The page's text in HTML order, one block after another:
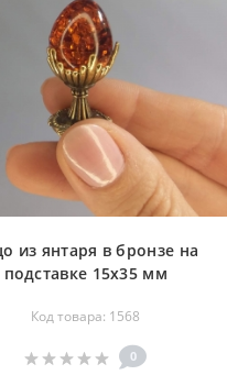
из янтаря в бронзе на
подставке 15х35 мм
Код товара: 1568
0